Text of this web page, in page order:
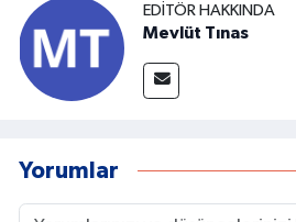
EDITÖR HAKKINDA
Mevlüt Tınas
Yorumlar